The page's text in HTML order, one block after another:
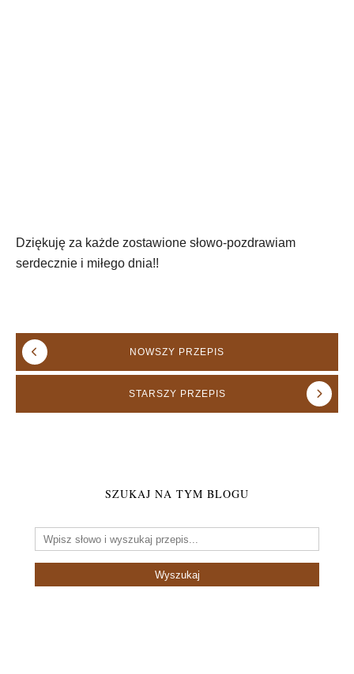
Dziękuję za każde zostawione słowo-pozdrawiam
serdecznie i miłego dnia!!
NOWSZY PRZEPIS
STARSZY PRZEPIS
SZUKAJ NA TYM BLOGU